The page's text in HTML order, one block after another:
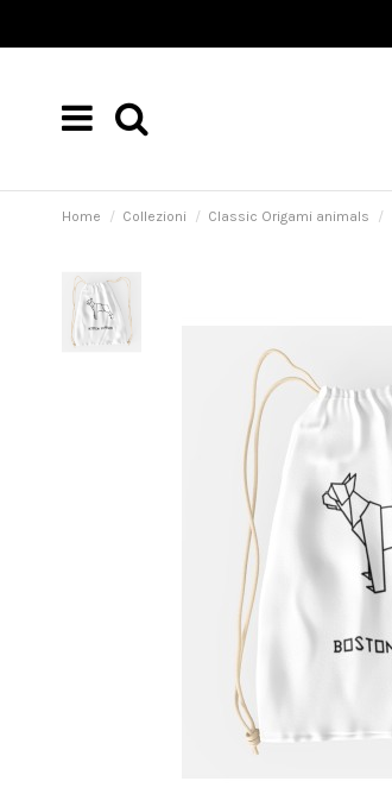
Home Collezioni Classic Origami animals